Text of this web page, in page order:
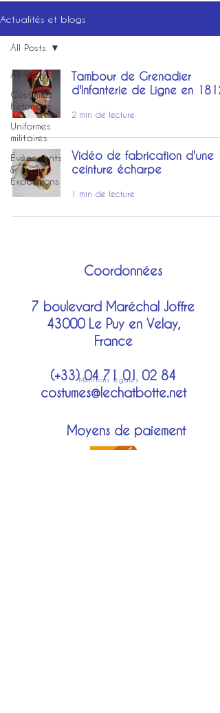
Actualités et blogs
All Posts
Costumes
historique
Uniformes
militaires
Événements
&
Expositions
All Posts
Tambour de Grenadier
d'Infanterie de Ligne en 1812
2 min de lecture
Vidéo de fabrication d'une
ceinture écharpe
1 min de lecture
Mentions légales
Coordonnées
7 boulevard Maréchal Joffre
43000 Le Puy en Velay,
France
(+33)04 71 01 02 84
costumes@lechatbotte.net
Moyens de paiement